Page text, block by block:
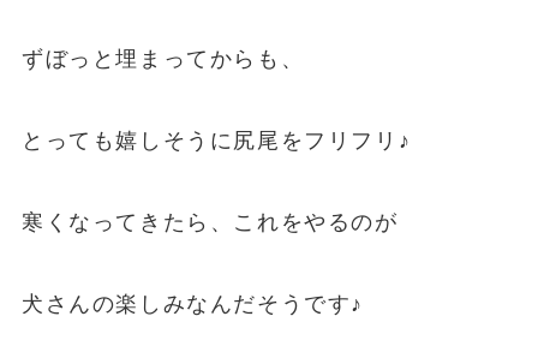
ずぼっと埋まってからも、
とっても嬉しそうに尻尾をフリフリ♪
寒くなってきたら、これをやるのが
犬さんの楽しみなんだそうです♪